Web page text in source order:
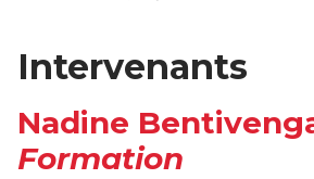
Intervenants
Nadine
Formation